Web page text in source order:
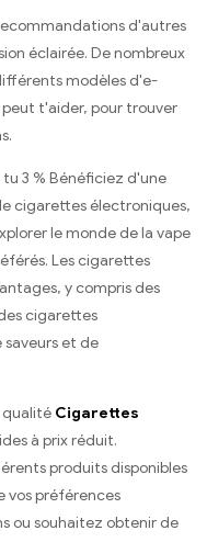
d'autres
éclairée. De nombreux
modèles d'e-
t'aider, pour trouver
3 % Bénéficiez d'une
cigarettes électroniques,
le monde de la vape
Les cigarettes
y compris des
cigarettes
et de
Cigarettes
à prix réduit.
produits disponibles
vos préférences
ou souhaitez obtenir de